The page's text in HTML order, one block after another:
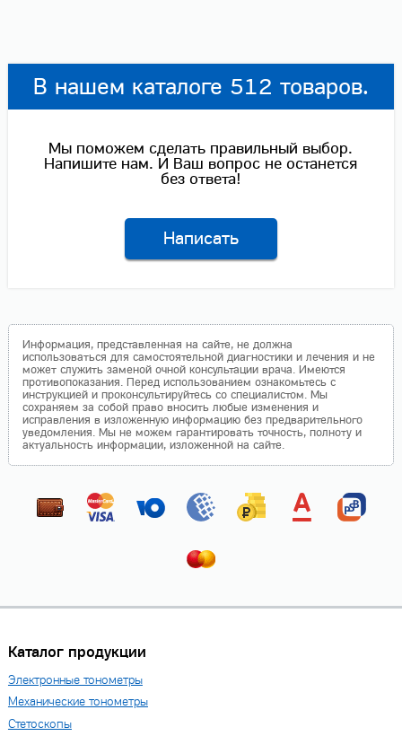
В нашем каталоге 512 товаров.
Мы поможем сделать правильный выбор.
Напишите нам. И Ваш вопрос не останется
без ответа!
Написать
Информация, представленная на сайте, не должна
использоваться для самостоятельной диагностики и лечения и не
может служить заменой очной консультации врача. Имеются
противопоказания. Перед использованием ознакомьтесь с
инструкцией и проконсультируйтесь со специалистом. Мы
сохраняем за собой право вносить любые изменения и
исправления в изложенную информацию без предварительного
уведомления. Мы не можем гарантировать точность, полноту и
актуальность информации, изложенной на сайте.
Каталог продукции
Электронные тонометры
Механические тонометры
Стетоскопы